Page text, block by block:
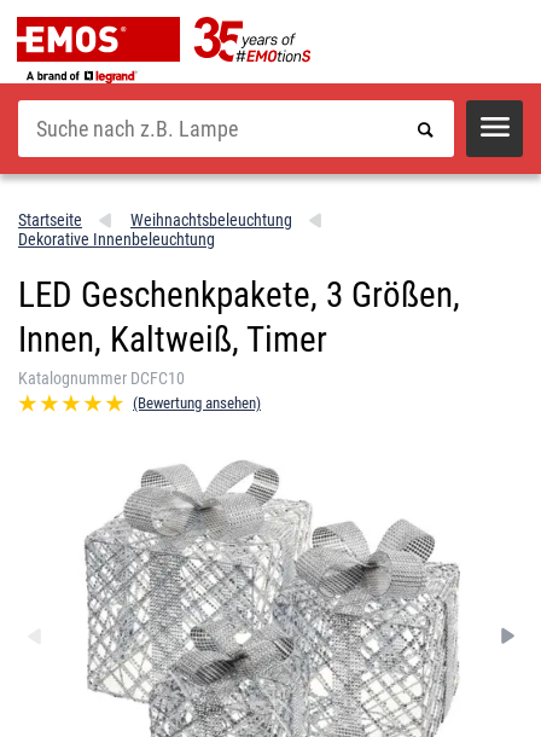
Suche
Startseite
Weihnachtsbeleuchtung
Dekorative Innenbeleuchtung
LED Geschenkpakete, 3 Größen,
Innen, Kaltweiß, Timer
Katalognummer DCFC10
(Bewertung ansehen)